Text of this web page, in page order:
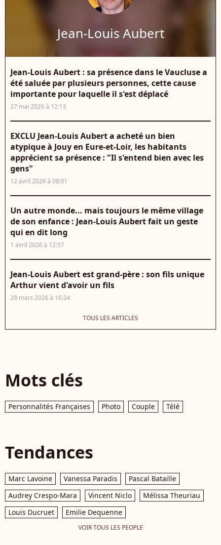
Jean-Louis Aubert
Jean-Louis Aubert : sa présence dans le Vaucluse a
été saluée par plusieurs personnes, cette cause
importante pour laquelle il s'est déplacé
27 mai 2026 à 12:13
EXCLU Jean-Louis Aubert a acheté un bien
atypique à Jouy en Eure-et-Loir, les habitants
apprécient sa présence : "Il s'entend bien avec les
gens"
12 avril 2026 à 08:01
Un autre monde... mais toujours le même village
de son enfance : Jean-Louis Aubert fait un geste
qui en dit long
1 avril 2026 à 12:57
Jean-Louis Aubert est grand-père : son fils unique
Arthur vient d'avoir un fils
28 mars 2026 à 16:24
TOUS LES ARTICLES
Mots clés
Personnalités Françaises Photo Couple Télé
Tendances
Marc Lavoine Vanessa Paradis
Pascal Bataille
Audrey Crespo-Mara
Vincent Niclo
Mélissa Theuriau
Louis Ducruet
Emilie Dequenne
VOIR TOUS LES PEOPLE